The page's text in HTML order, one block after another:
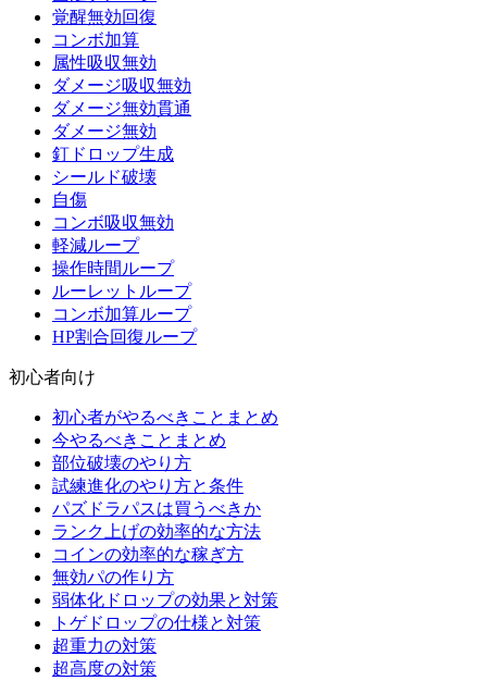
覚醒無効回復
コンボ加算
属性吸収無効
ダメージ吸収無効
ダメージ無効貫通
ダメージ無効
釘ドロップ生成
シールド破壊
自傷
コンボ吸収無効
軽減ループ
操作時間ループ
ルーレットループ
コンボ加算ループ
HP割合回復ループ
初心者向け
初心者がやるべきことまとめ
今やるべきことまとめ
部位破壊のやり方
試練進化のやり方と条件
パズドラパスは買うべきか
ランク上げの効率的な方法
コインの効率的な稼ぎ方
無効パの作り方
弱体化ドロップの効果と対策
トゲドロップの仕様と対策
超重力の対策
超高度の対策